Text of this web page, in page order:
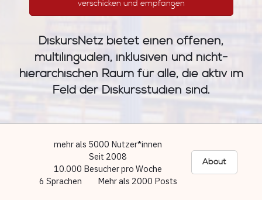
verschicken und empfangen
DiskursNetz bietet einen offenen,
multilingualen, inklusiven und nicht-
hierarchischen Raum für alle, die aktiv im
Feld der Diskursstudien sind.
mehr als 5000 Nutzer*innen
Seit 2008
10.000 Besucher pro Woche
6 Sprachen
Mehr als 2000 Posts
About